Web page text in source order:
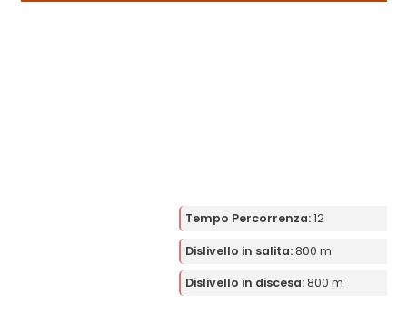
Tempo Percorrenza:12
Dislivello in salita:800 m
Dislivello in discesa:800 m